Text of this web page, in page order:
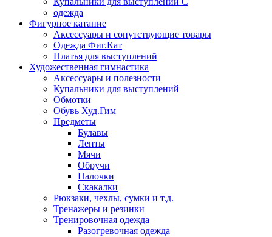
одежда
Фигурное катание
Аксессуары и сопутствующие товары
Одежда Фиг.Кат
Платья для выступлений
Художественная гимнастика
Аксессуары и полезности
Купальники для выступлений
Обмотки
Обувь Худ.Гим
Предметы
Булавы
Ленты
Мячи
Обручи
Палочки
Скакалки
Рюкзаки, чехлы, сумки и т.д.
Тренажеры и резинки
Тренировочная одежда
Разогревочная одежда